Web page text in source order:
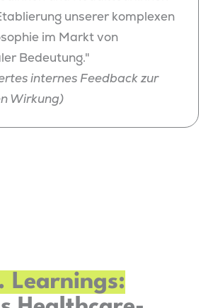
unserer komplexen
im Markt von
Bedeutung."
internes Feedback zur
Wirkung)
Learnings: